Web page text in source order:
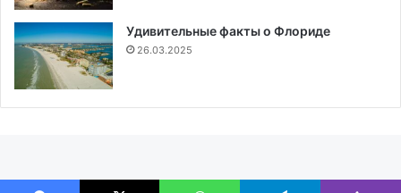
Удивительные факты о Флориде
26.03.2025